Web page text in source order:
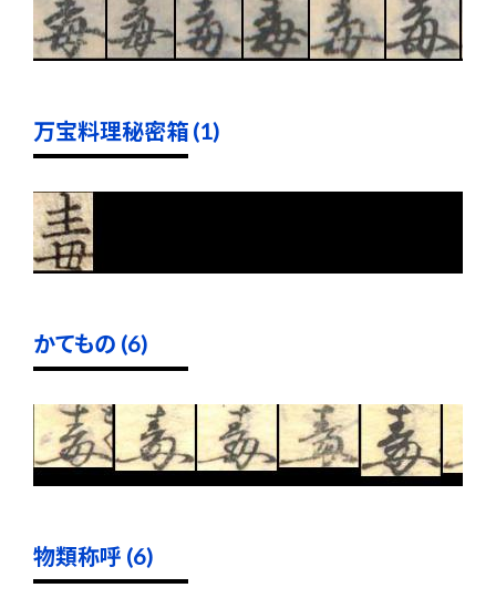
万宝料理秘密箱 (1)
かてもの (6)
物類称呼 (6)